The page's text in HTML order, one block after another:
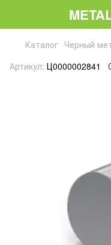
Каталог Черный
Артикул: Ц0000002841